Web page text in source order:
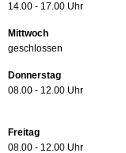
14.00 - 17.00 Uhr
Mittwoch
geschlossen
Donnerstag
08.00 - 12.00 Uhr
Freitag
08.00 - 12.00 Uhr